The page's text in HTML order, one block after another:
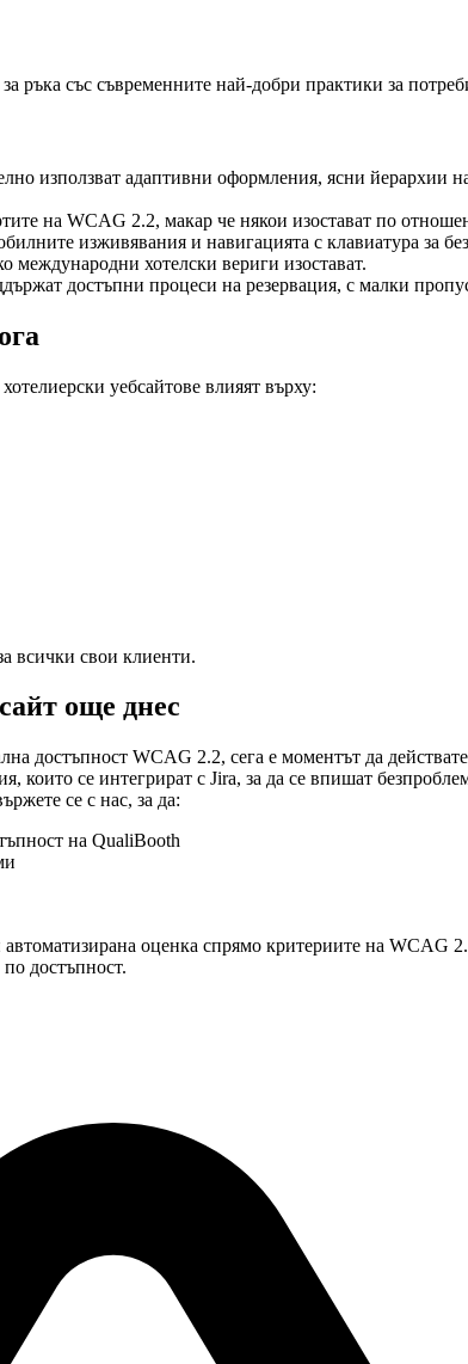
ръка със съвременните най-добри практики за
използват адаптивни оформления, ясни
на WCAG 2.2, макар че някои изостават по
изживявания и навигацията с клавиатура за
международни хотелски вериги изостават.
достъпни процеси на резервация, с малки
уебсайтове влияят върху:
всички свои клиенти.
още днес
достъпност WCAG 2.2, сега е моментът да
които се интегрират с Jira, за да се впишат
се с нас, за да:
на QualiBooth
оценка спрямо критериите на WCAG
достъпност.